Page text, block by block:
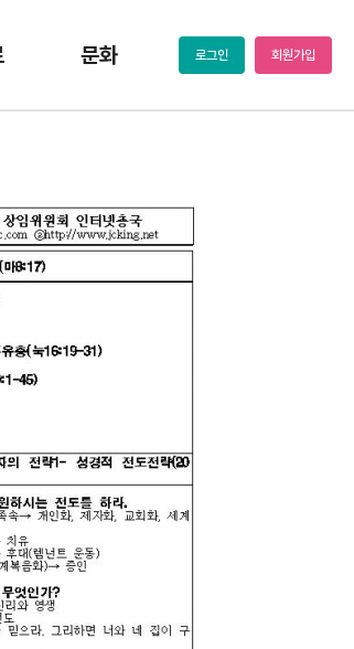
문화 로그인 회원가입